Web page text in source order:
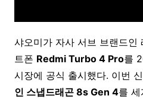
샤오미가 자사 서브 브랜드인
트폰 Redmi Turbo 4 Pro를
시장에 공식 출시했다. 이번
인 스냅드래곤 8s Gen 4를 세